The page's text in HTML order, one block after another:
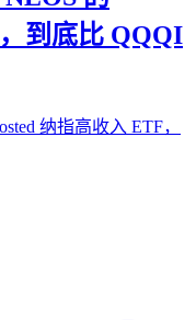
到底比 QQQI
纳指高收入 ETF，